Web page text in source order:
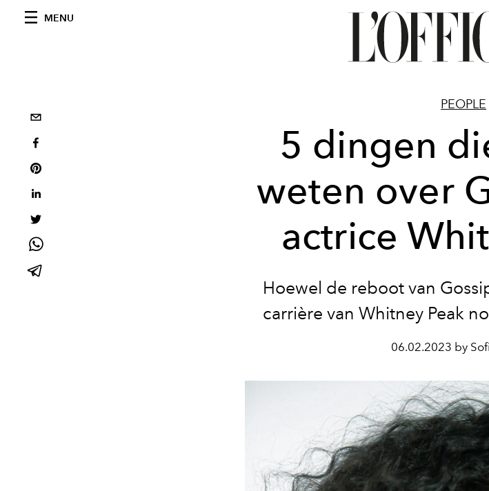
MENU
PEOPLE
5 dingen
weten over
actrice
Hoewel de reboot van
carrière van Whitney Peak
06.02.2023 by